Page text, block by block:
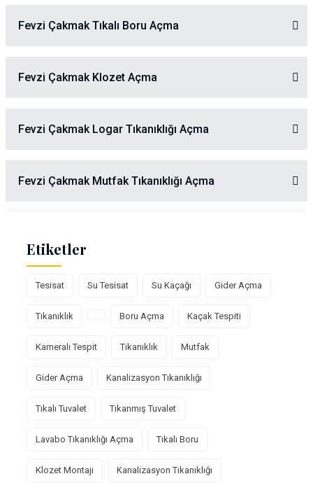
Fevzi Çakmak Tıkalı Boru Açma
Fevzi Çakmak Klozet Açma
Fevzi Çakmak Logar Tıkanıklığı Açma
Fevzi Çakmak Mutfak Tıkanıklığı Açma
Etiketler
Tesisat Su Tesisat Su Kaçağı Gider Açma
Tıkanıklık Boru Açma Kaçak Tespiti
Kameralı Tespit Tıkanıklık Mutfak
Gider Açma Kanalizasyon Tıkanıklığı
Tıkalı Tuvalet Tıkanmış Tuvalet
Lavabo Tıkanıklığı Açma Tıkalı Boru
Klozet Montajı Kanalizasyon Tıkanıklığı